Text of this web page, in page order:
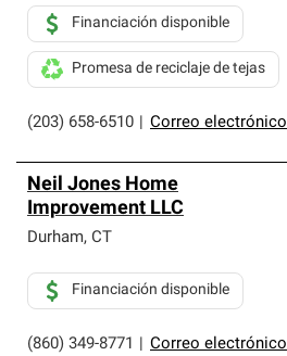
(203) 658-6510 Correo electrónico
Financiación disponible
Promesa de reciclaje de tejas
Neil Jones Home
Improvement LLC
Durham, CT
(860) 349-8771 Correo electrónico
Financiación disponible